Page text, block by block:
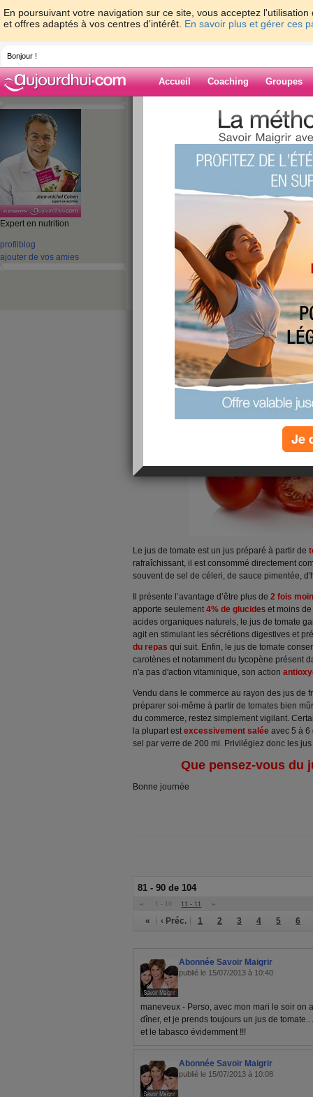
En poursuivant votre navigation sur ce site, vous acceptez
et offres adaptés à vos centres d'intérêt. En savoir plus et gérer ces
Bonjour !
Accueil Coaching Groupes
Expert en nutrition
profil blog
ajouter de vos amies
> jeanmichelcohen
Blog de
Zoom sur le jus
publié le 15/07/2013 à 05:31
A l’apéritif, vous recherchez une boisson
oublie souventle jus de tomateet pourtant
Le jus de tomate est un jus préparé à partir de
rafraîchissant, il est consommé directement
souvent de sel de céleri, de sauce pimentée,
Il présente l’avantage d’être plus de 2 fois
apporte seulement 4% de glucides et moins de
acides organiques naturels, le jus de tomate
agit en stimulant les sécrétions digestives et
du repas qui suit. Enfin, le jus de tomate
carotènes et notamment du lycopène présent
n'a pas d'action vitaminique, son action
Vendu dans le commerce au rayon des jus de
préparer soi-même à partir de tomates bien
du commerce, restez simplement vigilant.
la plupart est excessivement salée avec 5 à 6
sel par verre de 200 ml. Privilégiez donc les jus
Que pensez-vous du
Bonne journée
81 - 90 de 104
« 1 - 10 11 - 11 »
« ‹ Préc. 1 2 3 4 5 6
Abonnée Savoir Maigrir
publié le 15/07/2013 à 10:40
maneveux - Perso, avec mon mari le soir on
dîner, et je prends toujours un jus de
et le tabasco évidemment !!!
Abonnée Savoir Maigrir
publié le 15/07/2013 à 10:08
Je